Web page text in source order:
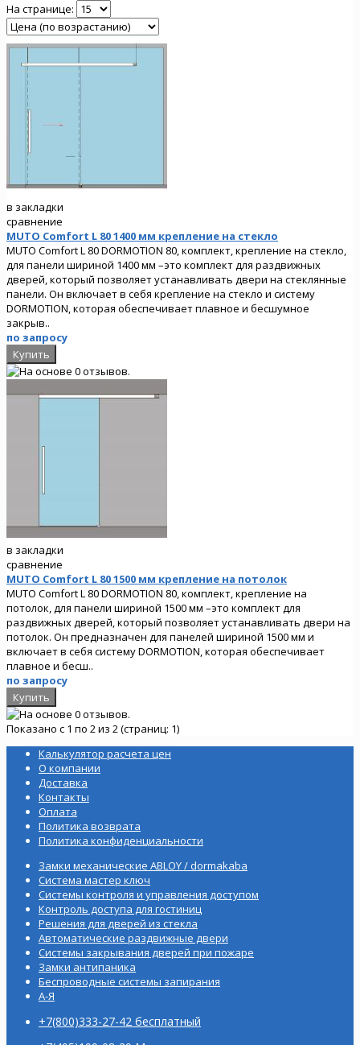
На странице:
в закладки
сравнение
MUTO Comfort L 80 1400 мм крепление на стекло
MUTO Comfort L 80 DORMOTION 80, комплект, крепление на стекло,
для панели шириной 1400 мм –это комплект для раздвижных
дверей, который позволяет устанавливать двери на стеклянные
панели. Он включает в себя крепление на стекло и систему
DORMOTION, которая обеспечивает плавное и бесшумное
закрыв..
по запросу
в закладки
сравнение
MUTO Comfort L 80 1500 мм крепление на потолок
MUTO Comfort L 80 DORMOTION 80, комплект, крепление на
потолок, для панели шириной 1500 мм –это комплект для
раздвижных дверей, который позволяет устанавливать двери на
потолок. Он предназначен для панелей шириной 1500 мм и
включает в себя систему DORMOTION, которая обеспечивает
плавное и бесш..
по запросу
Показано с 1 по 2 из 2 (страниц: 1)
Калькулятор расчета цен
О компании
Доставка
Контакты
Оплата
Политика возврата
Политика конфиденциальности
Замки механические ABLOY / dormakaba
Система мастер ключ
Системы контроля и управления доступом
Контроль доступа для гостиниц
Решения для дверей из стекла
Автоматические раздвижные двери
Системы закрывания дверей при пожаре
Замки антипаника
Беспроводные системы запирания
А-Я
+7(800)333-27-42 бесплатный